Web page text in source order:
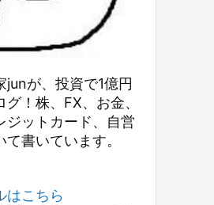
junが、投資で1億円
！株、FX、お金、
ジットカード、自営
書いています。
はこちら